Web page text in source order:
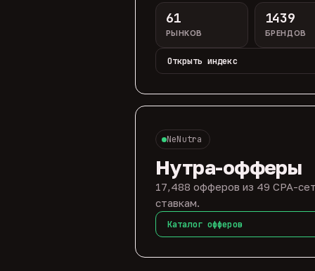
61
РЫНКОВ
1439
БРЕНДОВ
Открыть индекс
NeNutra
Нутра-офферы
17,488 офферов из 49 CPA-
ставкам.
Каталог офферов